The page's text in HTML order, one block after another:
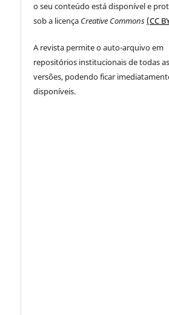
o seu conteúdo está disponível e
sob a licença Creative Commons(CC
A revista permite o auto-arquivo em
repositórios institucionais de todas as
versões, podendo ficar
disponíveis.